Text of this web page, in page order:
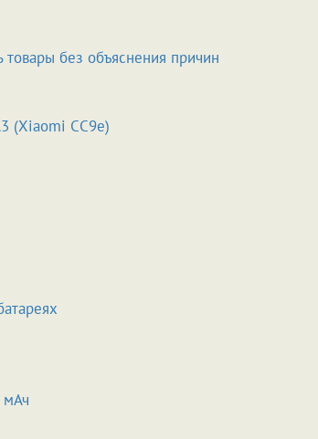
без объяснения причин
(Xiaomi CC9e)
мАч